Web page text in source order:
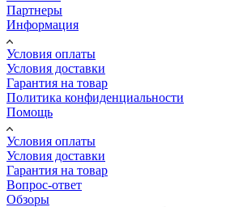
Партнеры
Информация
Условия оплаты
Условия доставки
Гарантия на товар
Политика конфиденциальности
Помощь
Условия оплаты
Условия доставки
Гарантия на товар
Вопрос-ответ
Обзоры